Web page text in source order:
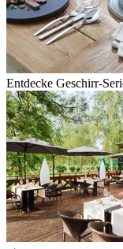
Entdecke Geschirr-